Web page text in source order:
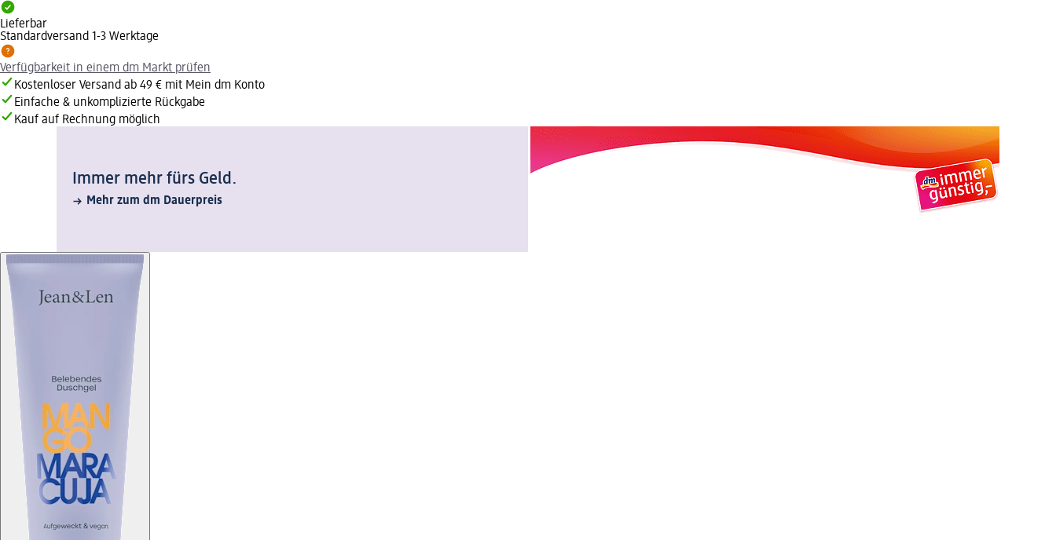
Lieferbar
Standardversand 1-3 Werktage
Verfügbarkeit in einem dm Markt prüfen
Kostenloser Versand ab 49 € mit Mein dm Konto
Einfache & unkomplizierte Rückgabe
Kauf auf Rechnung möglich
Immer mehr fürs Geld.
Mehr zum dm Dauerpreis